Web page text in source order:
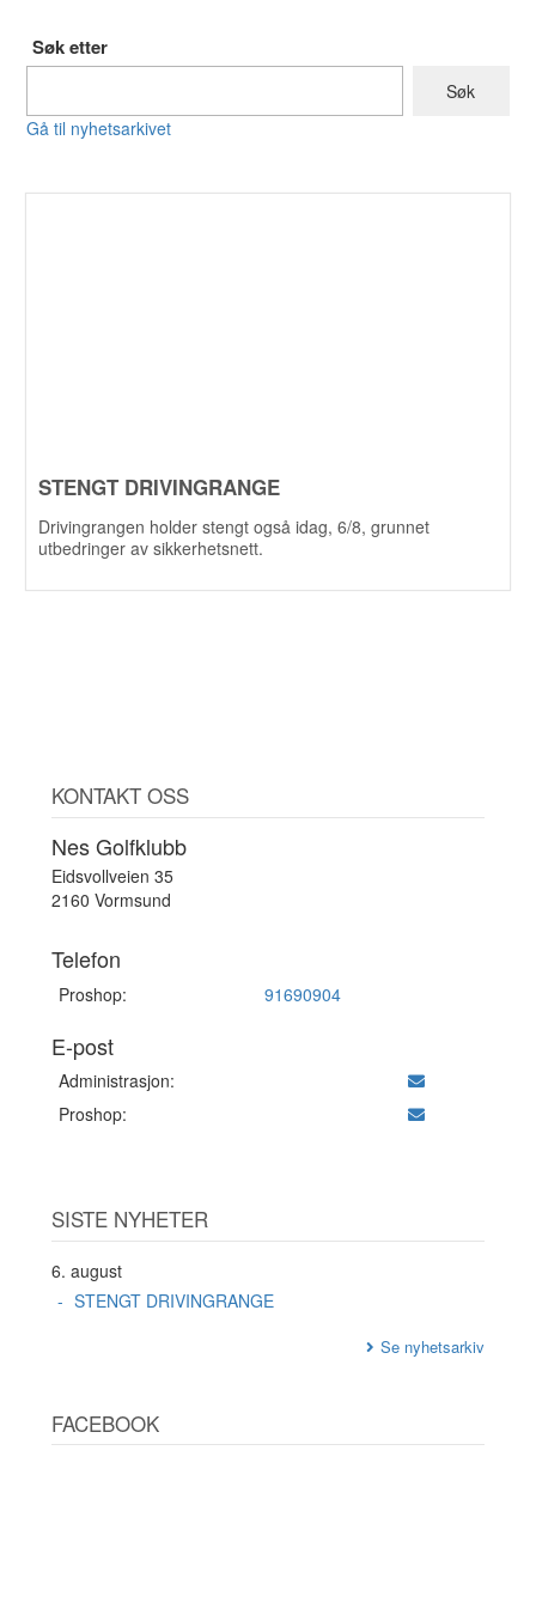
Søk etter
Gå til nyhetsarkivet
STENGT DRIVINGRANGE
Drivingrangen holder stengt også idag, 6/8, grunnet
utbedringer av sikkerhetsnett.
KONTAKT OSS
Nes Golfklubb
Eidsvollveien 35
2160 Vormsund
Telefon
Proshop: 91690904
E-post
Administrasjon:
Proshop:
SISTE NYHETER
6. august
STENGT DRIVINGRANGE
Se nyhetsarkiv
FACEBOOK